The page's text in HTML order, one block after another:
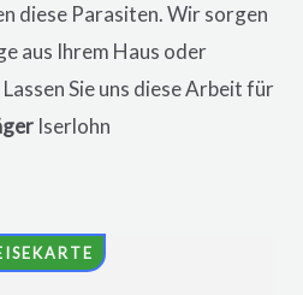
diese Parasiten. Wir sorgen
aus Ihrem Haus oder
Sie uns diese Arbeit für
Iserlohn